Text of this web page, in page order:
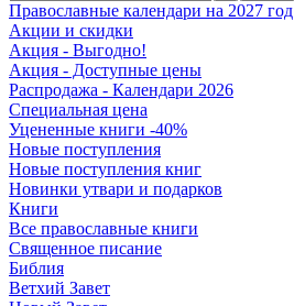
Православные календари на 2027 год
Акции и скидки
Акция - Выгодно!
Акция - Доступные цены
Распродажа - Календари 2026
Специальная цена
Уцененные книги -40%
Новые поступления
Новые поступления книг
Новинки утвари и подарков
Книги
Все православные книги
Священное писание
Библия
Ветхий Завет